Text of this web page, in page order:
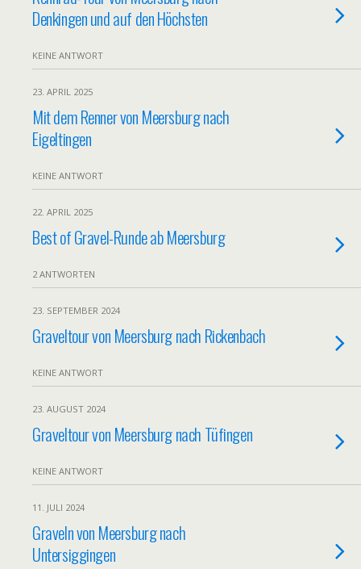
Denkingen und auf den Höchsten
KEINE ANTWORT
23. APRIL 2025
Mit dem Renner von Meersburg nach
Eigeltingen
KEINE ANTWORT
22. APRIL 2025
Best of Gravel-Runde ab Meersburg
2 ANTWORTEN
23. SEPTEMBER 2024
Graveltour von Meersburg nach Rickenbach
KEINE ANTWORT
23. AUGUST 2024
Graveltour von Meersburg nach Tüfingen
KEINE ANTWORT
11. JULI 2024
Graveln von Meersburg nach
Untersiggingen